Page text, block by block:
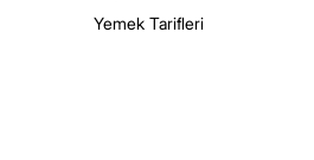
Yemek Tarifleri